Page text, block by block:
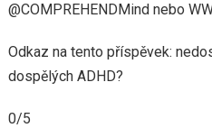
@COMPREHENDMind nebo
Odkaz na tento příspěvek:
dospělých ADHD?
0/5